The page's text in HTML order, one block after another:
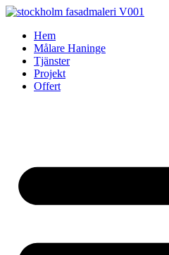
Skip
contentHem
Målare Haninge
Tjänster
Projekt
Offert